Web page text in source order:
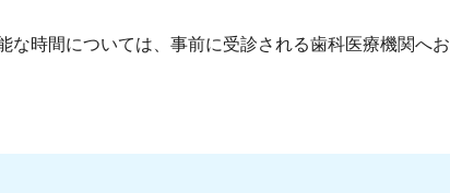
時間については、事前に受診される歯科医療機関へお